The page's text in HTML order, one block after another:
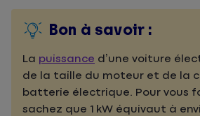
Bon à savoir :
La puissance d’une voiture
de la taille du moteur et de la
batterie électrique. Pour vous
sachez que 1 kW équivaut à